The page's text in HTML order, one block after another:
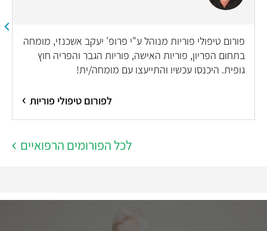
פורום טיפולי פוריות מנוהל ע"י פרופ' יעקב אשכנזי, מומחה
בתחום הפריון, פוריות האישה, פוריות הגבר והפריה חוץ
גופית. היכנסו עכשיו והתייעצו עם מומחה/ית!
לפורום טיפולי פוריות
לכל הפורומים הרפואיים